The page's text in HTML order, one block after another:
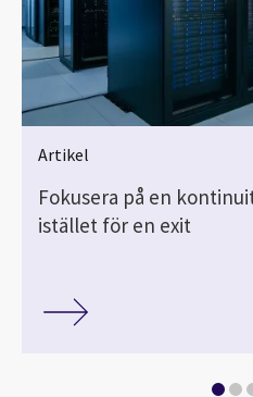
Artikel
Fokusera på en
istället för en exit